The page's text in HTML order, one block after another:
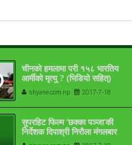
चीनको हमलामा परी १५८ भारतिय
आर्मीको मृत्यु ? (भिडियो सहित्)
shyane.com.np 2017-7-18
सुपरहिट फिल्म ‘छक्का पञ्जा’की
निर्देशक दिपाश्री निरौला मंगलबार
दुलहीको पहिरनमा ..